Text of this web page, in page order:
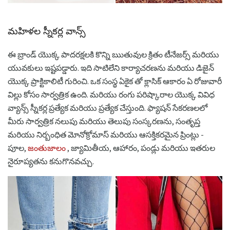
మహిళల స్నీకర్ల వాన్స్
ఈ బ్రాండ్ యొక్క పాదరక్షలకి కొన్ని ఋతువుల క్రితం టీనేజర్స్ మరియు
యువకులు ఇష్టపడ్డారు. ఇది సాటిలేని కార్యాచరణను మరియు డిజైన్
యొక్క ప్రాక్టికాలిటీ గురించి. ఒక సంస్థ ఏకైక తో క్లాసిక్ ఆకారం ఏ రోజువారీ
విల్లు కోసం సార్వత్రిక ఉంది. మరియు రంగు పరిష్కారాల యొక్క వివిధ
వ్యాన్స్ స్నీకర్ల ప్రత్యేక మరియు ప్రత్యేక చేస్తుంది. ఫ్యాషన్ సేకరణలలో
మీరు సార్వత్రిక నలుపు మరియు తెలుపు సంస్కరణను, సంతృప్త
మరియు నిర్బంధిత మోనోక్రోమాస్ మరియు ఆసక్తికరమైన ప్రింట్లు -
పూల, జంతుజాలం, జ్యామితీయ, ఆహారం, పండ్లు మరియు ఇతరుల
నైరూప్యతను కనుగొనవచ్చు.